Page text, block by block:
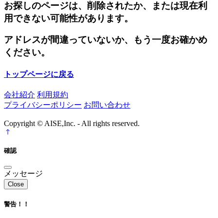
お探しのページは、削除されたか、または現在利
用できない可能性があります。
アドレスが間違っていないか、もう一度お確かめ
ください。
トップページに戻る
会社紹介 利用規約
プライバシーポリシー お問い合わせ
Copyright © AISE,Inc. - All rights reserved.
確認
メッセージ
Close
警告！！